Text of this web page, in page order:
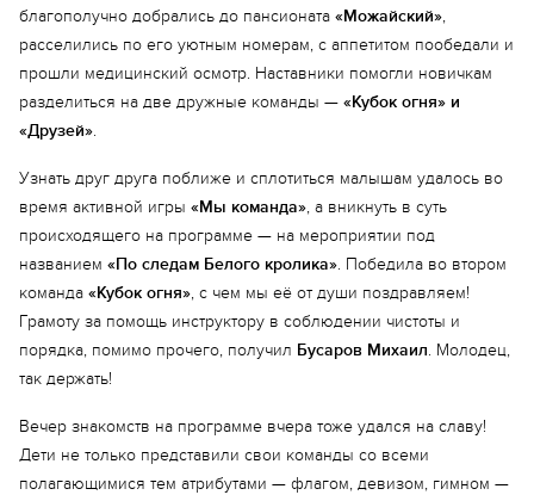
благополучно добрались до пансионата «Можайский»,
расселились по его уютным номерам, с аппетитом пообедали и
прошли медицинский осмотр. Наставники помогли новичкам
разделиться на две дружные команды — «Кубок огня» и
«Друзей».
Узнать друг друга поближе и сплотиться малышам удалось во
время активной игры «Мы команда», а вникнуть в суть
происходящего на программе — на мероприятии под
названием «По следам Белого кролика». Победила во втором
команда «Кубок огня», с чем мы её от души поздравляем!
Грамоту за помощь инструктору в соблюдении чистоты и
порядка, помимо прочего, получил Бусаров Михаил. Молодец,
так держать!
Вечер знакомств на программе вчера тоже удался на славу!
Дети не только представили свои команды со всеми
полагающимися тем атрибутами — флагом, девизом, гимном —